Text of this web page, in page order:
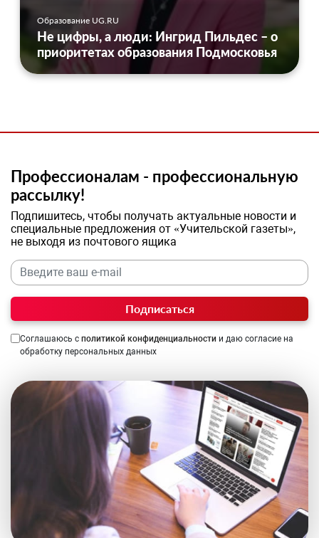
Образование UG.RU
Не цифры, а люди: Ингрид Пильдес – о
приоритетах образования Подмосковья
Профессионалам - профессиональную
рассылку!
Подпишитесь, чтобы получать актуальные новости и
специальные предложения от «Учительской газеты»,
не выходя из почтового ящика
Подписаться
Соглашаюсь с политикой конфиденциальности и даю согласие на
обработку персональных данных